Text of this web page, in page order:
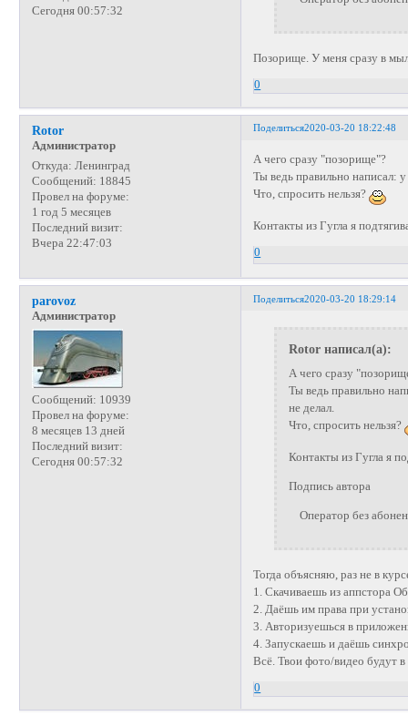
Сегодня 00:57:32
Позорище. У меня сразу в
0
Поделиться2020-03-20 18:22:48
Rotor
Администратор
Откуда: Ленинград
Сообщений: 18845
Провел на форуме:
1 год 5 месяцев
Последний визит:
Вчера 22:47:03
А чего сразу "позорище"?
Ты ведь правильно написал:
Что, спросить нельзя?
Контакты из Гугла я
0
Поделиться2020-03-20 18:29:14
parovoz
Администратор
Сообщений: 10939
Провел на форуме:
8 месяцев 13 дней
Последний визит:
Сегодня 00:57:32
Rotor написал(а):
А чего сразу
Ты ведь правильно
не делал.
Что, спросить нельзя?
Контакты из Гугла я
Подпись автора
Оператор без
Тогда объясняю, раз не в
1. Скачиваешь из аппстора
2. Даёшь им права при
3. Авторизуешься в
4. Запускаешь и даёшь
Всё. Твои фото/видео будут в
0